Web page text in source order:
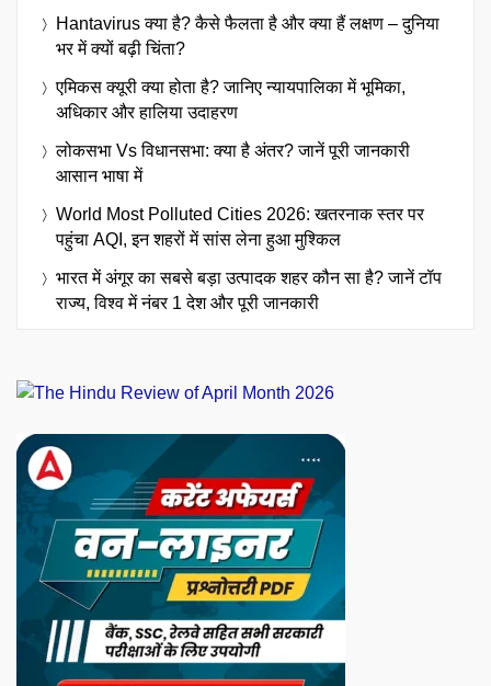
Hantavirus क्या है? कैसे फैलता है और क्या हैं लक्षण – दुनिया
भर में क्यों बढ़ी चिंता?
एमिकस क्यूरी क्या होता है? जानिए न्यायपालिका में भूमिका,
अधिकार और हालिया उदाहरण
लोकसभा Vs विधानसभा: क्या है अंतर? जानें पूरी जानकारी
आसान भाषा में
World Most Polluted Cities 2026: खतरनाक स्तर पर
पहुंचा AQI, इन शहरों में सांस लेना हुआ मुश्किल
भारत में अंगूर का सबसे बड़ा उत्पादक शहर कौन सा है? जानें टॉप
राज्य, विश्व में नंबर 1 देश और पूरी जानकारी